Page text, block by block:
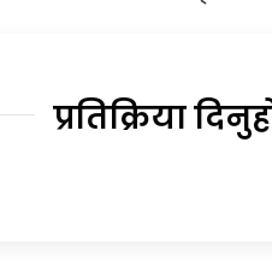
प्रतिक्रिया